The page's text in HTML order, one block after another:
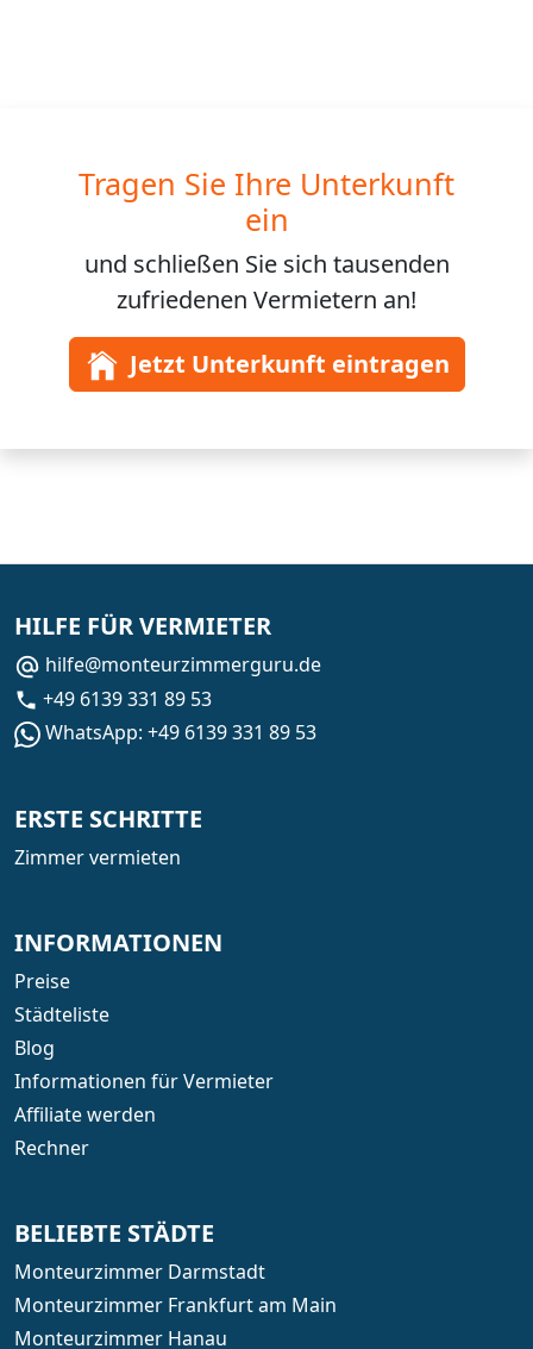
Tragen Sie Ihre Unterkunft
ein
und schließen Sie sich tausenden
zufriedenen Vermietern an!
Jetzt Unterkunft eintragen
ERSTE SCHRITTE
Zimmer vermieten
INFORMATIONEN
Preise
Städteliste
Blog
Informationen für Vermieter
Affiliate werden
Rechner
BELIEBTE STÄDTE
Monteurzimmer Darmstadt
Monteurzimmer Frankfurt am Main
Monteurzimmer Hanau
HILFE FÜR VERMIETER
hilfe@monteurzimmerguru.de
+49 6139 331 89 53
WhatsApp: +49 6139 331 89 53